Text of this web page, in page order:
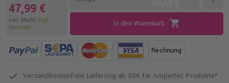
47,99 €
inkl. MwSt. zzgl.
Versand
In den Warenkorb shopping_cart
Rechnung
Versandkostenfreie Lieferung ab 35€ für Ampertec Produkte*